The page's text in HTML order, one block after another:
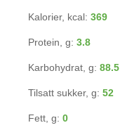
Kalorier, kcal: 369
Protein, g: 3.8
Karbohydrat, g: 88.5
Tilsatt sukker, g: 52
Fett, g: 0